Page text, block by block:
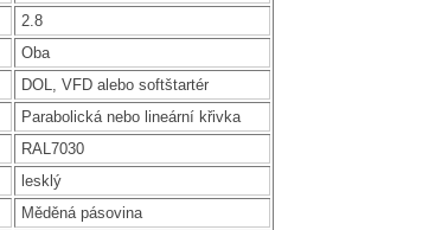
2.8
Oba
DOL, VFD alebo softštartér
Parabolická nebo lineární křivka
RAL7030
lesklý
Měděná pásovina